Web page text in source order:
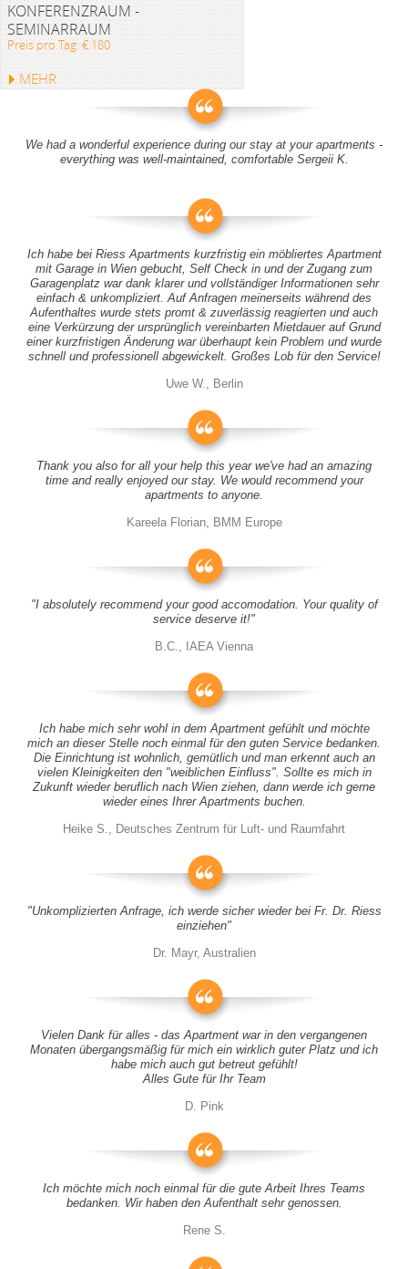
KONFERENZRAUM -
SEMINARRAUM
Preis pro Tag: € 180
MEHR
We had a wonderful experience during our stay at your apartments -
everything was well-maintained, comfortable Sergeii K.
Ich habe bei Riess Apartments kurzfristig ein möbliertes Apartment
mit Garage in Wien gebucht, Self Check in und der Zugang zum
Garagenplatz war dank klarer und vollständiger Informationen sehr
einfach & unkompliziert. Auf Anfragen meinerseits während des
Aufenthaltes wurde stets promt & zuverlässig reagierten und auch
eine Verkürzung der ursprünglich vereinbarten Mietdauer auf Grund
einer kurzfristigen Änderung war überhaupt kein Problem und wurde
schnell und professionell abgewickelt. Großes Lob für den Service!
Uwe W., Berlin
Thank you also for all your help this year we've had an amazing
time and really enjoyed our stay. We would recommend your
apartments to anyone.
Kareela Florian, BMM Europe
"I absolutely recommend your good accomodation. Your quality of
service deserve it!"
B.C., IAEA Vienna
Ich habe mich sehr wohl in dem Apartment gefühlt und möchte
mich an dieser Stelle noch einmal für den guten Service bedanken.
Die Einrichtung ist wohnlich, gemütlich und man erkennt auch an
vielen Kleinigkeiten den "weiblichen Einfluss". Sollte es mich in
Zukunft wieder beruflich nach Wien ziehen, dann werde ich gerne
wieder eines Ihrer Apartments buchen.
Heike S., Deutsches Zentrum für Luft- und Raumfahrt
"Unkomplizierten Anfrage, ich werde sicher wieder bei Fr. Dr. Riess
einziehen"
Dr. Mayr, Australien
Vielen Dank für alles - das Apartment war in den vergangenen
Monaten übergangsmäßig für mich ein wirklich guter Platz und ich
habe mich auch gut betreut gefühlt!
Alles Gute für Ihr Team
D. Pink
Ich möchte mich noch einmal für die gute Arbeit Ihres Teams
bedanken. Wir haben den Aufenthalt sehr genossen.
Rene S.